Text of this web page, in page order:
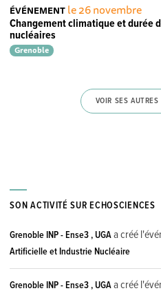
ÉVÉNEMENT le 26 novembre
Changement climatique et durée
nucléaires
Grenoble
VOIR SES
SON ACTIVITÉ SUR ECHOSCIENCES
Grenoble INP - Ense3 , UGAa créé
Artificielle et Industrie Nucléaire
Grenoble INP - Ense3 , UGAa créé